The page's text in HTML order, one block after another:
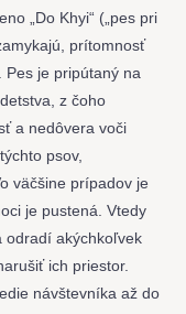
„Do Khyi“ („pes pri
prítomnosť
je pripútaný na
z čoho
a nedôvera voči
psov,
väčšine prípadov je
je pustená. Vtedy
odradí akýchkoľvek
ich priestor.
návštevníka až do